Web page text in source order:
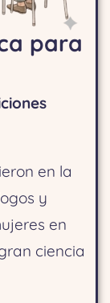
para
en la
y
en
ciencia